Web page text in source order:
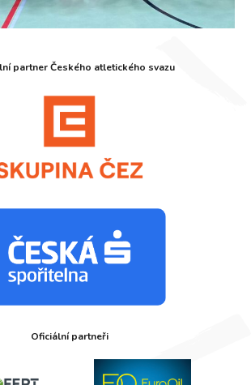
partner Českého atletického svazu
Oficiální partneři